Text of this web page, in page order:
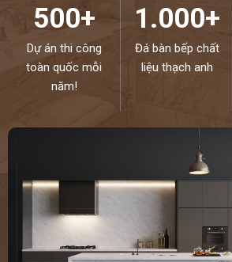
500+
Dự án thi công
toàn quốc mỗi
năm!
1.000+
Đá bàn bếp chất
liệu thạch anh